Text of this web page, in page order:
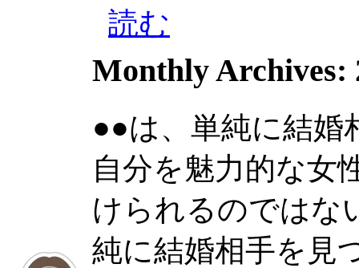
読む
Monthly Archives:
●●は、単純に結婚
自分を魅力的な女
けられるのではな
純に結婚相手を見